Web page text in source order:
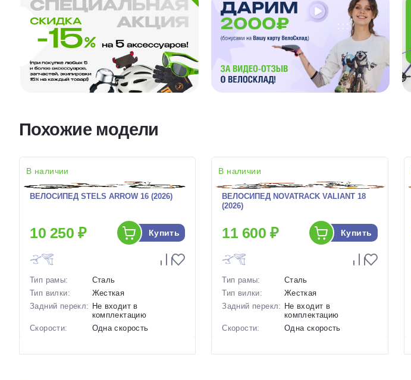
Похожие модели
В наличии
ВЕЛОСИПЕД STELS ARROW 16 (2026)
10 250 ₽ Купить
Тип рамы:
Сталь
Тип вилки:
Жесткая
Задний перекл: Не входит в
комплектацию
Скорости:
Одна скорость
В наличии
ВЕЛОСИПЕД NOVATRACK VALIANT 18
(2026)
11 600 ₽ Купить
Тип рамы:
Сталь
Тип вилки:
Жесткая
Задний перекл: Не входит в
комплектацию
Скорости:
Одна скорость